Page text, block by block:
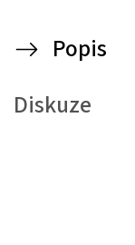
Popis
Diskuze